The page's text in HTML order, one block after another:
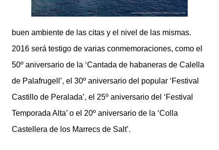
buen ambiente de las citas y el nivel de las mismas.
2016 será testigo de varias conmemoraciones, como el
50º aniversario de la ‘Cantada de habaneras de Calella
de Palafrugell’, el 30º aniversario del popular ‘Festival
Castillo de Peralada’, el 25º aniversario del ‘Festival
Temporada Alta’ o el 20º aniversario de la ‘Colla
Castellera de los Marrecs de Salt’.